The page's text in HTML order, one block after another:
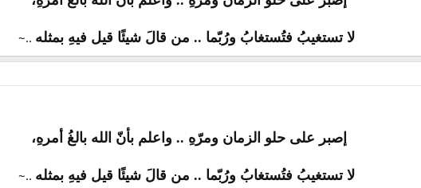
لا تستغيبُ فتُستغابُ ورُبّما .. من قالَ شيئًا قيل فيهِ بمثله ..~​
إصبر على حلو الزمان ومرّهِ .. واعلم بأنّ الله بالغُ أمرهِ،
لا تستغيبُ فتُستغابُ ورُبّما .. من قالَ شيئًا قيل فيهِ بمثله ..~​